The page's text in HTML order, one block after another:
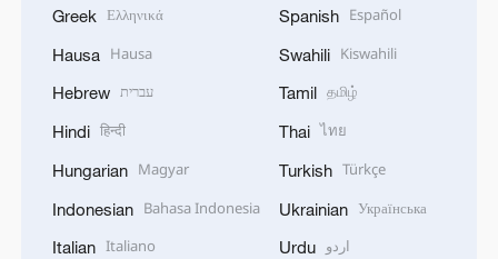
Greek Ελληνικά
Hausa Hausa
Hebrew עברית
Hindi हिन्दी
Hungarian Magyar
Indonesian Bahasa Indonesia
Italian Italiano
Spanish Español
Swahili Kiswahili
Tamil தமிழ்
Thai ไทย
Turkish Türkçe
Ukrainian Українська
Urdu اردو